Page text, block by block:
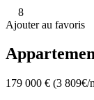
8
Ajouter au favoris
179 000 € (3 809€/